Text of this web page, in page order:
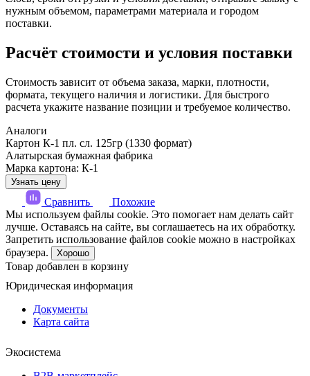
нужным объемом, параметрами материала и городом
поставки.
Расчёт стоимости и условия поставки
Стоимость зависит от объема заказа, марки, плотности,
формата, текущего наличия и логистики. Для быстрого
расчета укажите название позиции и требуемое количество.
Аналоги
Картон К-1 пл. сл. 125гр (1330 формат)
Алатырская бумажная фабрика
Марка картона: К-1
Узнать цену
Сравнить
Похожие
Мы используем файлы cookie. Это помогает нам делать сайт
лучше. Оставаясь на сайте, вы соглашаетесь на их обработку.
Запретить использование файлов cookie можно в настройках
браузера.
Хорошо
Товар добавлен в корзину
Юридическая информация
Документы
Карта сайта
Экосистема